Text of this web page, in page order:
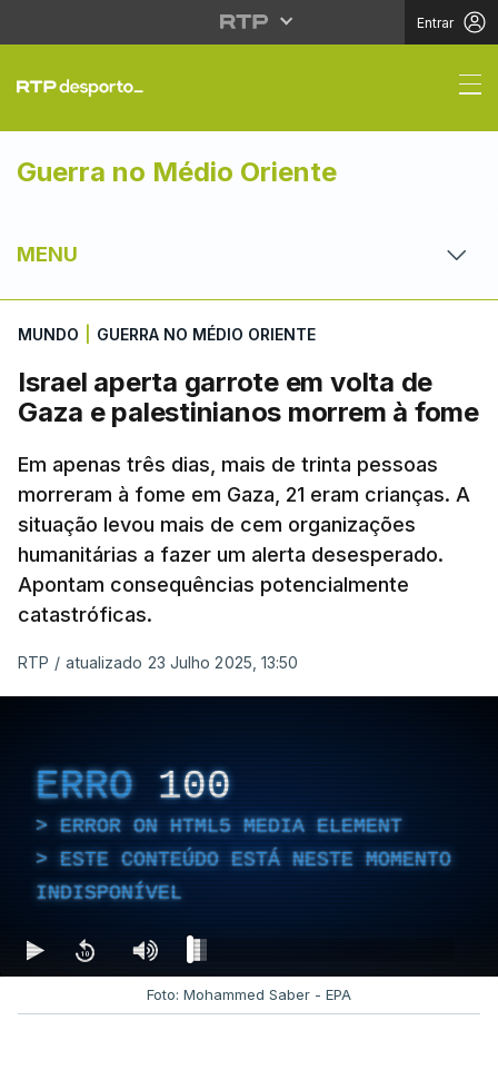
Entrar
Israel aperta garrote
Guerra no Médio Oriente
MENU
MUNDO GUERRA NO MÉDIO ORIENTE
Israel aperta garrote em volta de
Gaza e palestinianos morrem à fome
Em apenas três dias, mais de trinta pessoas
morreram à fome em Gaza, 21 eram crianças. A
situação levou mais de cem organizações
humanitárias a fazer um alerta desesperado.
Apontam consequências potencialmente
catastróficas.
RTP / atualizado 23 Julho 2025, 13:50
ERRO 100
ERROR ON HTML5 MEDIA ELEMENT
ESTE CONTEÚDO ESTÁ NESTE MOMENTO
INDISPONÍVEL
Foto: Mohammed Saber - EPA